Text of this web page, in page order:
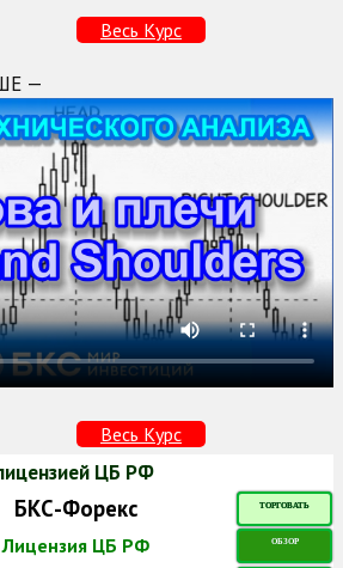
Весь Курс
—
Весь Курс
ЦБ РФ
БКС-Форекс ТОРГОВАТЬ
Лицензия ЦБ РФ ОБЗОР